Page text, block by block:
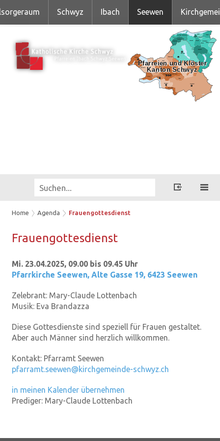
Schwyz Ibach Seewen
Home Agenda Frauengottesdienst
Frau­en­got­tes­dienst
Mi. 23.04.2025, 09.00 bis 09.45 Uhr
Pfarrkirche Seewen, Alte Gasse 19, 6423 Seewen
Zelebrant: Mary-Claude Lottenbach
Musik: Eva Brandazza
Diese Gottesdienste sind speziell für Frauen gestaltet.
Aber auch Männer sind herzlich willkommen.
Kontakt: Pfarramt Seewen
pfarramt.seewen@kirchgemeinde-schwyz.ch
in meinen Kalender übernehmen
Prediger: Mary-Claude Lottenbach